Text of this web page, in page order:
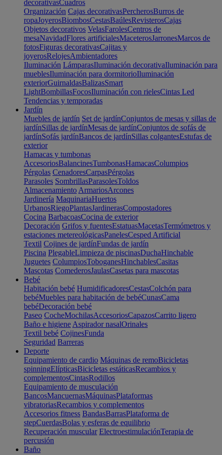
decorativasCuadros
Organización Cajas decorativasPercherosBurros de
ropaJoyerosBiombosCestasBaúlesRevisterosCajas
Objetos decorativos VelasFarolesCentros de
mesaNavidadFlores artificialesMaceterosJarronesMarcos de
fotosFiguras decorativasCajitas y
joyerosRelojesAmbientadores
Iluminación LámparasIluminación decorativaIluminación para
mueblesIluminación para dormitorioIluminación
exteriorGuirnaldasBalizasSmart
LightBombillasFocosIluminación con rielesCintas Led
Tendencias y temporadas
Jardín
Muebles de jardín Set de jardínConjuntos de mesas y sillas de
jardínSillas de jardínMesas de jardínConjuntos de sofás de
jardínSofás jardínBancos de jardínSillas colgantesEstufas de
exterior
Hamacas y tumbonas
AccesoriosBalancinesTumbonasHamacasColumpios
Pérgolas CenadoresCarpasPérgolas
Parasoles SombrillasParasolesToldos
Almacenamiento ArmariosArcones
Jardinería MaquinariaHuertos
UrbanosRiegoPlantasJardinerasCompostadores
Cocina BarbacoasCocina de exterior
Decoración Grifos y fuentesEstatuasMacetasTermómetros y
estaciones metereológicasPanelesCesped Artificial
Textil Cojines de jardínFundas de jardín
Piscina PlegableLimpieza de piscinasDuchaHinchable
Juguetes ColumpiosToboganesHinchablesCasitas
Mascotas ComederosJaulasCasetas para mascotas
Bebé
Habitación bebé HumidificadoresCestasColchón para
bebéMuebles para habitación de bebéCunasCama
bebéDecoración bebé
Paseo CocheMochilasAccesoriosCapazosCarrito ligero
Baño e higiene Aspirador nasalOrinales
Textil bebé CojinesFunda
Seguridad Barreras
Deporte
Equipamiento de cardio Máquinas de remoBicicletas
spinningElípticasBicicletas estáticasRecambios y
complementosCintasRodillos
Equipamiento de musculación
BancosMancuernasMáquinasPlataformas
vibratoriasRecambios y complementos
Accesorios fitness BandasBarrasPlataforma de
stepCuerdasBolas y esferas de equilibrio
Recuperación muscular ElectroestimulaciónTerapia de
percusión
Baño